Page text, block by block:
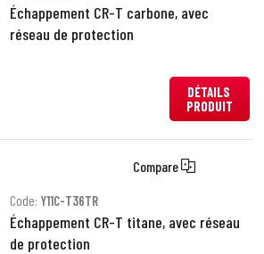
Échappement CR-T carbone, avec
réseau de protection
DÉTAILS
PRODUIT
Compare
Code: Y11C-T36TR
Échappement CR-T titane, avec réseau
de protection